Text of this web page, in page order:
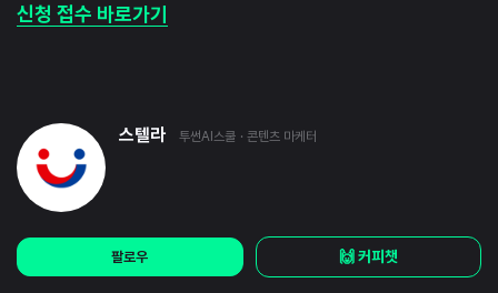
신청 접수 바로가기
스텔라 투썬AI스쿨 · 콘텐츠 마케터
팔로우 🙌 커피챗